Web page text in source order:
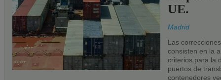
UE.
Madrid
Las
consisten en la
criterios para la
puertos de
contenedores